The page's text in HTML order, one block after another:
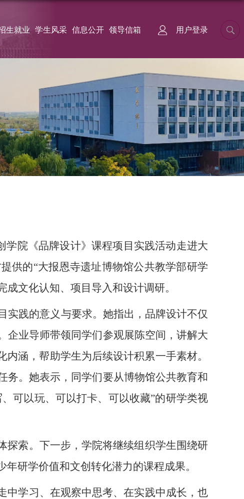
生就业 学生风采 信息公开 领导信箱 用户登录
学院《品牌设计》课程项目实践活动走进大
供的“大报恩寺遗址博物馆公共教学部研学
成文化认知、项目导入和设计调研。
实践的意义与要求。她指出，品牌设计不仅
企业导师带领同学们参观展陈空间，讲解大
内涵，帮助学生为后续设计积累一手素材。
务。她表示，同学们要从博物馆公共教育和
可以玩、可以打卡、可以收藏”的研学类视
探索。下一步，学院将继续组织学生围绕研
研学价值和文创转化潜力的课程成果。
中学习、在观察中思考、在实践中成长，也